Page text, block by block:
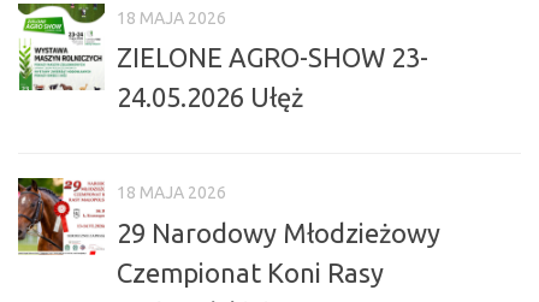
18 MAJA 2026
ZIELONE AGRO-SHOW 23-
24.05.2026 Ułęż
18 MAJA 2026
29 Narodowy Młodzieżowy
Czempionat Koni Rasy